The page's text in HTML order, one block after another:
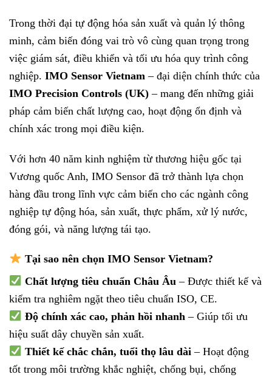
Trong thời đại tự động hóa sản xuất và quản lý thông
minh, cảm biến đóng vai trò vô cùng quan trọng trong
việc giám sát, điều khiển và tối ưu hóa quy trình công
nghiệp. IMO Sensor Vietnam – đại diện chính thức của
IMO Precision Controls (UK) – mang đến những giải
pháp cảm biến chất lượng cao, hoạt động ổn định và
chính xác trong mọi điều kiện.
Với hơn 40 năm kinh nghiệm từ thương hiệu gốc tại
Vương quốc Anh, IMO Sensor đã trở thành lựa chọn
hàng đầu trong lĩnh vực cảm biến cho các ngành công
nghiệp tự động hóa, sản xuất, thực phẩm, xử lý nước,
đóng gói, và năng lượng tái tạo.
Tại sao nên chọn IMO Sensor Vietnam?
Chất lượng tiêu chuẩn Châu Âu– Được thiết kế và
kiểm tra nghiêm ngặt theo tiêu chuẩn ISO, CE.
Độ chính xác cao, phản hồi nhanh– Giúp tối ưu
hiệu suất dây chuyền sản xuất.
Thiết kế chắc chắn, tuổi thọ lâu dài– Hoạt động
tốt trong môi trường khắc nghiệt, chống bụi, chống